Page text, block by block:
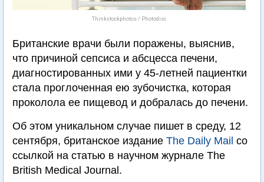
Thinkstockphotos / Photodisc
Британские врачи были поражены, выяснив,
что причиной сепсиса и абсцесса печени,
диагностированных ими у 45-летней пациентки
стала проглоченная ею зубочистка, которая
проколола ее пищевод и добралась до печени.
Об этом уникальном случае пишет в среду, 12
сентября, британское издание The Daily Mail со
ссылкой на статью в научном журнале Тhe
British Medical Journal.